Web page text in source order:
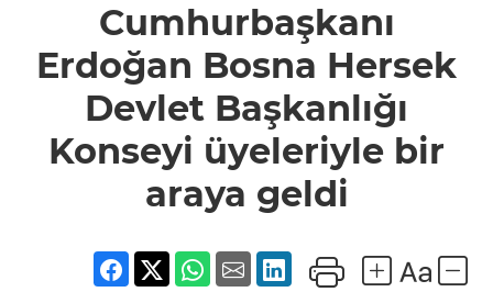
Başkanlığı
Konseyi
araya geldi
Cumhurbaşkanı
Erdoğan Bosna Hersek
Devlet Başkanlığı
Konseyi üyeleriyle bir
araya geldi